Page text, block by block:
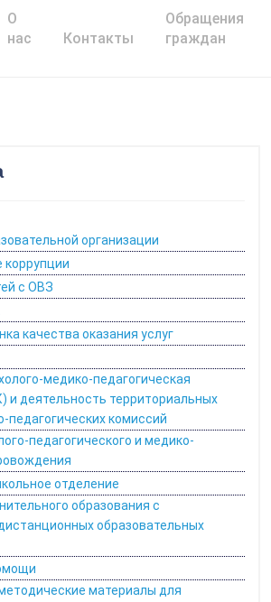
О
нас
Контакты
Обращения
граждан
организации
коррупции
с ОВЗ
качества оказания услуг
медико-педагогическая
деятельность территориальных
педагогических комиссий
педагогического и медико-
отделение
образования с
образовательных
материалы для